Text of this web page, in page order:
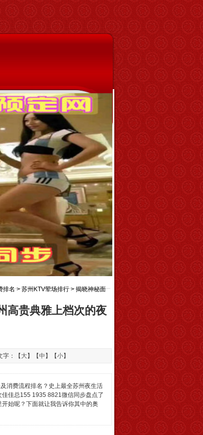
排名>苏州KTV荤场排行> 揭晓神秘面
高贵典雅上档次的夜
：【 大】【中 】【小】
消费流程排名？史上最全苏州夜生活
佳总155 1935 8821微信同步盘点了
始呢？下面就让我告诉你其中的奥